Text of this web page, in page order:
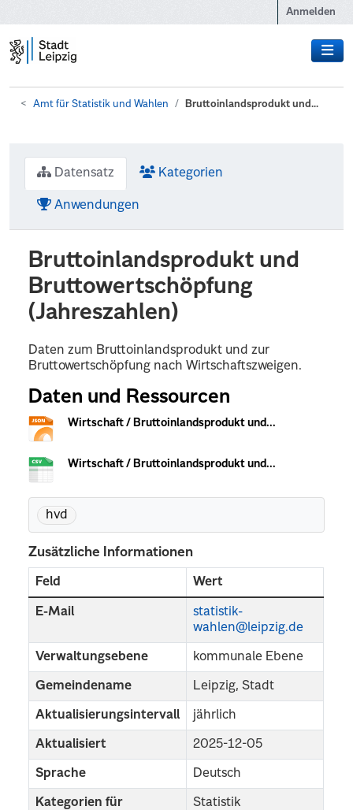
Anmelden
Amt für Statistik und Wahlen Bruttoinlandsprodukt und...
Datensatz Kategorien
Anwendungen
Bruttoinlandsprodukt und
Bruttowertschöpfung
(Jahreszahlen)
Daten zum Bruttoinlandsprodukt und zur
Bruttowertschöpfung nach Wirtschaftszweigen.
Daten und Ressourcen
Wirtschaft / Bruttoinlandsprodukt und...
Wirtschaft / Bruttoinlandsprodukt und...
hvd
Zusätzliche Informationen
Feld Wert
E-Mail
statistik-
wahlen@leipzig.de
Verwaltungsebene kommunale Ebene
Gemeindename Leipzig, Stadt
Aktualisierungsintervall jährlich
Aktualisiert 2025-12-05
Sprache Deutsch
Kategorien für
Statistik